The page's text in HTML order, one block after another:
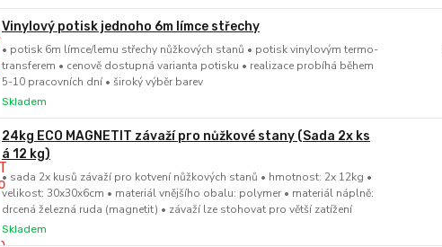
Vinylový potisk jednoho 6m límce střechy
• potisk 6m límce/lemu střechy nůžkových stanů • potisk vinylovým termo-
transferem • cenově dostupná varianta potisku • realizace probíhá během
5-10 pracovních dní • široký výběr barev
Skladem
24kg ECO MAGNETIT závaží pro nůžkové stany (Sada 2x ks
á 12 kg)
• sada 2x kusů závaží pro kotvení nůžkových stanů • hmotnost: 2x 12kg •
velikost: 30x30x6cm • materiál vnějšího obalu: polymer • materiál náplně:
drcená železná ruda (magnetit) • závaží lze stohovat pro větší zatížení
Skladem